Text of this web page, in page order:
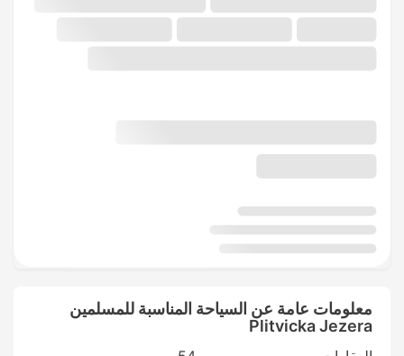
معلومات عامة عن السياحة المناسبة للمسلمين
Plitvicka Jezera